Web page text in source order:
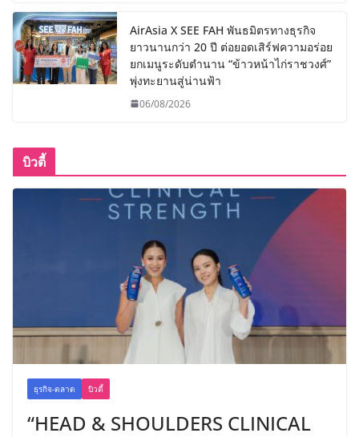
AirAsia X SEE FAH พันธมิตรทางธุรกิจ
ยาวนานกว่า 20 ปี ต่อยอดเสิร์ฟความอร่อย
ยกเมนูระดับตำนาน “ข้าวหน้าไก่ราชวงศ์”
พุ่งทะยานสู่น่านฟ้า
06/08/2026
บิวตี้
ธุรกิจ-ตลาด บิวตี้
“HEAD & SHOULDERS CLINICAL